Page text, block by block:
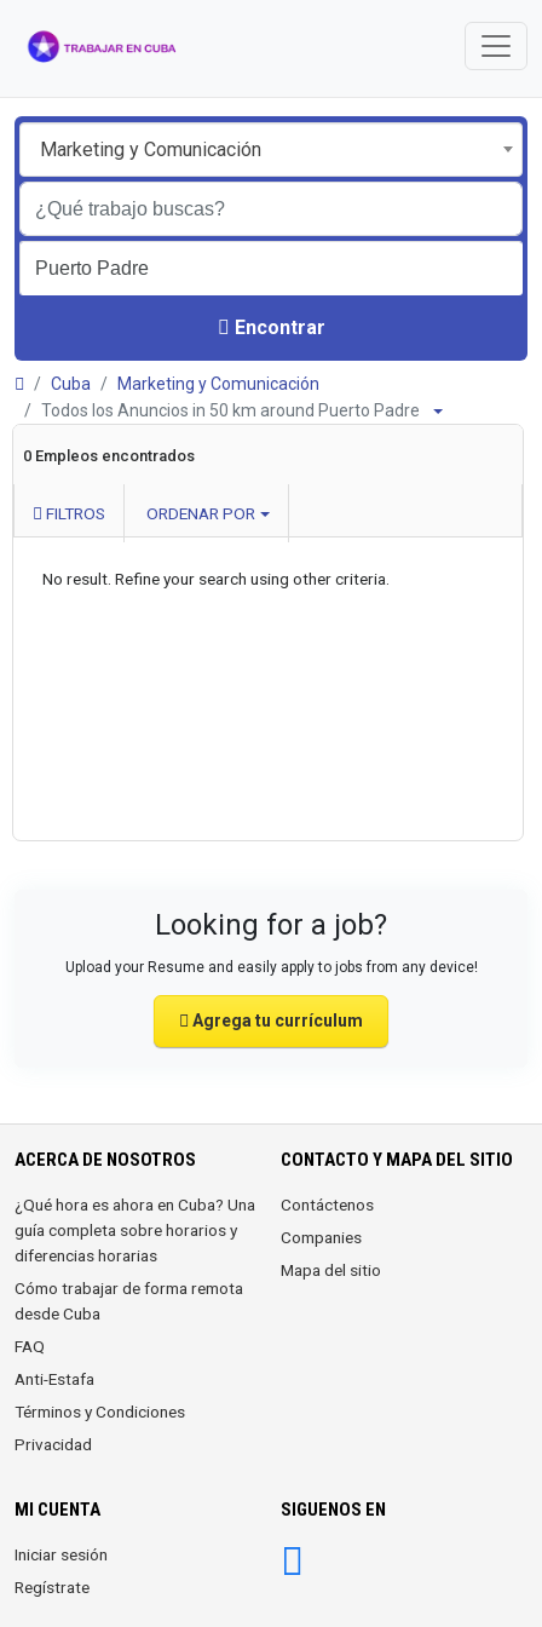
Marketing y Comunicación
Encontrar
Cuba
Marketing y Comunicación
Todos los Anuncios in 50 km around Puerto Padre
0 Empleos encontrados
FILTROS ORDENAR POR
No result. Refine your search using other criteria.
Looking for a job?
Upload your Resume and easily apply to jobs from any device!
Agrega tu currículum
ACERCA DE NOSOTROS
¿Qué hora es ahora en Cuba? Una
guía completa sobre horarios y
diferencias horarias
Cómo trabajar de forma remota
desde Cuba
FAQ
Anti-Estafa
Términos y Condiciones
Privacidad
CONTACTO Y MAPA DEL SITIO
Contáctenos
Companies
Mapa del sitio
MI CUENTA
Iniciar sesión
Regístrate
SIGUENOS EN